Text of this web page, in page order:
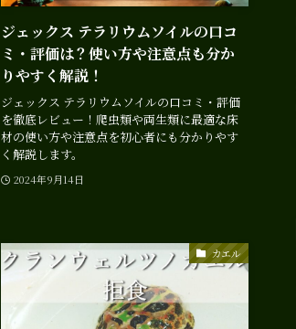
ジェックス テラリウムソイルの口コ
ミ・評価は？使い方や注意点も分か
りやすく解説！
ジェックス テラリウムソイルの口コミ・評価
を徹底レビュー！爬虫類や両生類に最適な床
材の使い方や注意点を初心者にも分かりやす
く解説します。
2024年9月14日
カエル